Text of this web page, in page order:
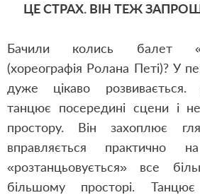
ЦЕ СТРАХ. ВІН ТЕЖ
Бачили колись балет
(хореографія Ролана Петі)? У
дуже цікаво розвивається.
танцює посередині сцени і
простору. Він захоплює
вправляється практично
«розтанцьовується» все
більшому просторі.